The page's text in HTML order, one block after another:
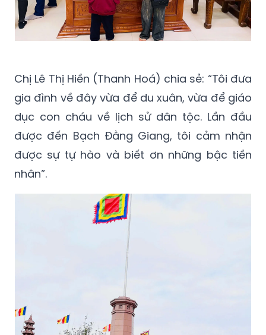
Chị Lê Thị Hiền (Thanh Hoá) chia sẻ: “Tôi đưa
gia đình về đây vừa để du xuân, vừa để giáo
dục con cháu về lịch sử dân tộc. Lần đầu
được đến Bạch Đằng Giang, tôi cảm nhận
được sự tự hào và biết ơn những bậc tiền
nhân”.